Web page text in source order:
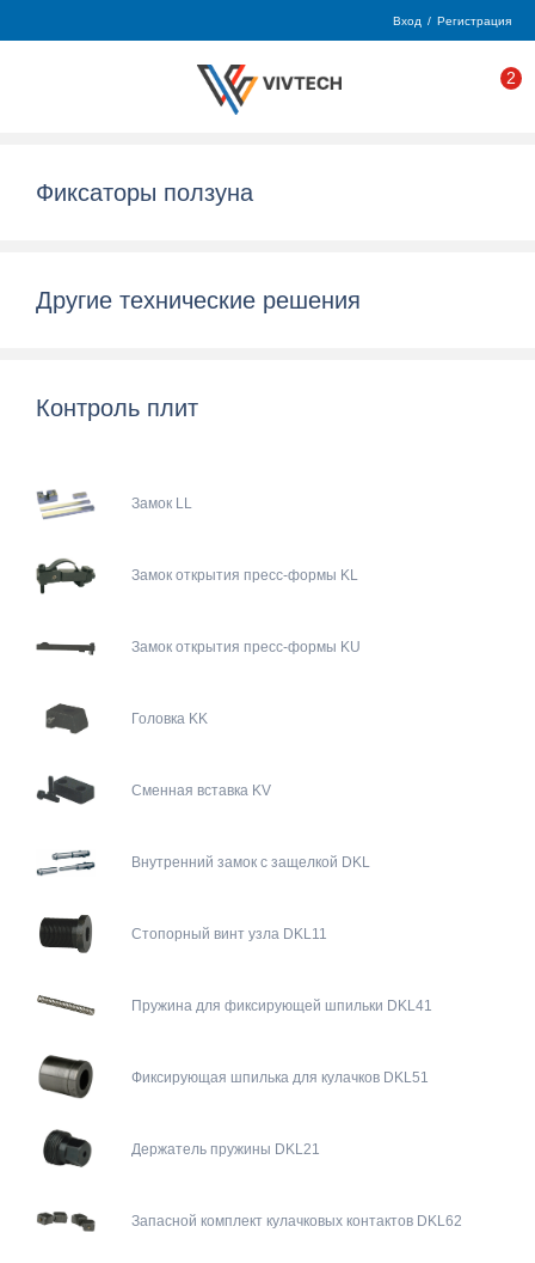
Вход / Регистрация
2
Фиксаторы ползуна
Другие технические решения
Контроль плит
Замок LL
Замок открытия пресс-формы KL
Замок открытия пресс-формы KU
Головка KK
Сменная вставка KV
Внутренний замок с защелкой DKL
Стопорный винт узла DKL11
Пружина для фиксирующей шпильки DKL41
Фиксирующая шпилька для кулачков DKL51
Держатель пружины DKL21
Запасной комплект кулачковых контактов DKL62